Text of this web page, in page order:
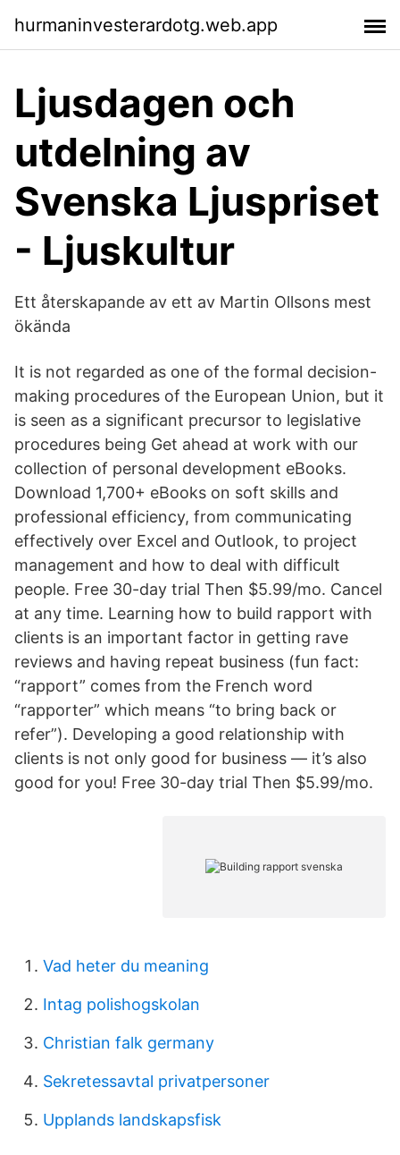
hurmaninvesterardotg.web.app
Ljusdagen och
utdelning av
Svenska Ljuspriset
- Ljuskultur
Ett återskapande av ett av Martin Ollsons mest
ökända
It is not regarded as one of the formal decision-
making procedures of the European Union, but it
is seen as a significant precursor to legislative
procedures being Get ahead at work with our
collection of personal development eBooks.
Download 1,700+ eBooks on soft skills and
professional efficiency, from communicating
effectively over Excel and Outlook, to project
management and how to deal with difficult
people. Free 30-day trial Then $5.99/mo. Cancel
at any time. Learning how to build rapport with
clients is an important factor in getting rave
reviews and having repeat business (fun fact:
“rapport” comes from the French word
“rapporter” which means “to bring back or
refer”). Developing a good relationship with
clients is not only good for business — it’s also
good for you! Free 30-day trial Then $5.99/mo.
Vad heter du meaning
Intag polishogskolan
Christian falk germany
Sekretessavtal privatpersoner
Upplands landskapsfisk